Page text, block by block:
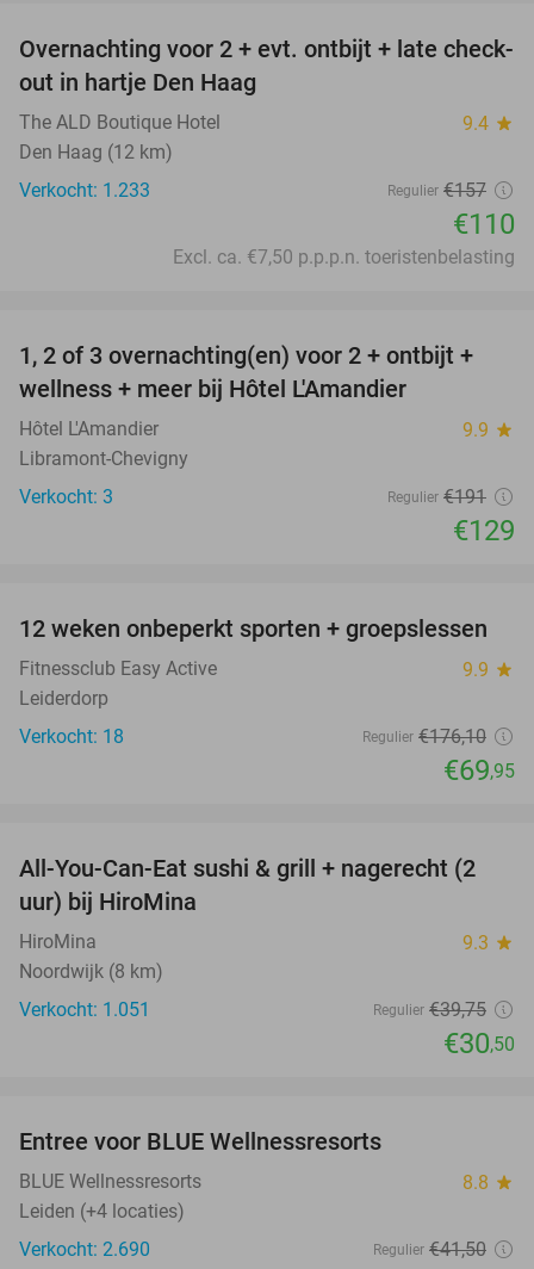
30%
Overnachting voor 2 + evt. ontbijt + late check-
out in hartje Den Haag
The ALD Boutique Hotel 9.4 star
Den Haag (12 km)
Verkocht: 1.233
Regulier €157
€110
Excl. ca. €7,50 p.p.p.n. toeristenbelasting
32%
TODAY
1, 2 of 3 overnachting(en) voor 2 + ontbijt +
wellness + meer bij Hôtel L'Amandier
Hôtel L'Amandier 9.9 star
Libramont-Chevigny
Verkocht: 3
Regulier €191
€129
60%
12 weken onbeperkt sporten + groepslessen
Fitnessclub Easy Active 9.9 star
Leiderdorp
Verkocht: 18
Regulier €176,10
€69,95
23%
All-You-Can-Eat sushi & grill + nagerecht (2
uur) bij HiroMina
HiroMina 9.3 star
Noordwijk (8 km)
Verkocht: 1.051
Regulier €39,75
€30,50
Entree voor BLUE Wellnessresorts
BLUE Wellnessresorts 8.8 star
Leiden (+4 locaties)
Verkocht: 2.690
Regulier €41,50